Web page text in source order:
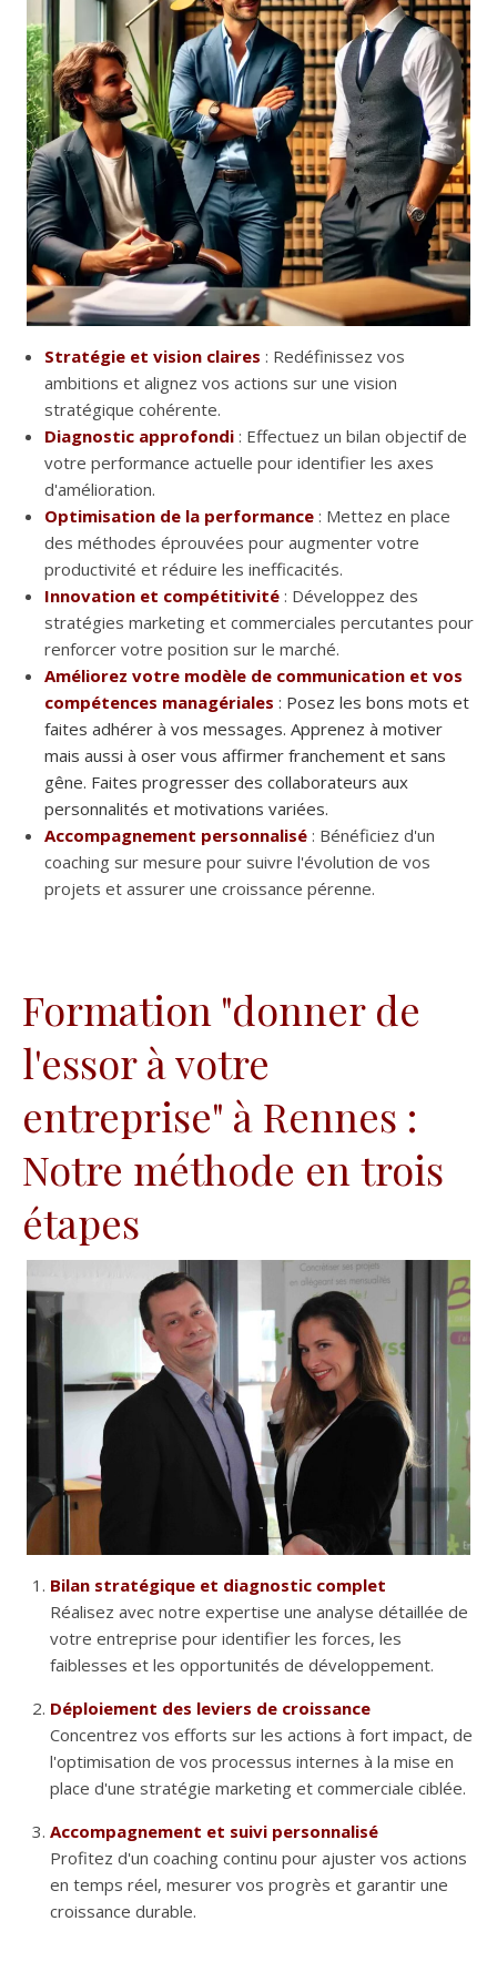
Stratégie et vision claires : Redéfinissez vos
ambitions et alignez vos actions sur une vision
stratégique cohérente.
Diagnostic approfondi : Effectuez un bilan objectif de
votre performance actuelle pour identifier les axes
d'amélioration.
Optimisation de la performance : Mettez en place
des méthodes éprouvées pour augmenter votre
productivité et réduire les inefficacités.
Innovation et compétitivité : Développez des
stratégies marketing et commerciales percutantes pour
renforcer votre position sur le marché.
Améliorez votre modèle de communication et vos
compétences managériales : Posez les bons mots et
faites adhérer à vos messages. Apprenez à motiver
mais aussi à oser vous affirmer franchement et sans
gêne. Faites progresser des collaborateurs aux
personnalités et motivations variées.
Accompagnement personnalisé : Bénéficiez d'un
coaching sur mesure pour suivre l'évolution de vos
projets et assurer une croissance pérenne.
Formation "donner de
l'essor à votre
entreprise" à Rennes :
Notre méthode en trois
étapes
Bilan stratégique et diagnostic complet
Réalisez avec notre expertise une analyse détaillée de
votre entreprise pour identifier les forces, les
faiblesses et les opportunités de développement.
Déploiement des leviers de croissance
Concentrez vos efforts sur les actions à fort impact, de
l'optimisation de vos processus internes à la mise en
place d'une stratégie marketing et commerciale ciblée.
Accompagnement et suivi personnalisé
Profitez d'un coaching continu pour ajuster vos actions
en temps réel, mesurer vos progrès et garantir une
croissance durable.